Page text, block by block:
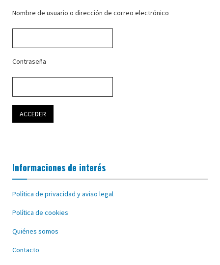
Nombre de usuario o dirección de correo electrónico
Contraseña
Informaciones de interés
Política de privacidad y aviso legal
Política de cookies
Quiénes somos
Contacto